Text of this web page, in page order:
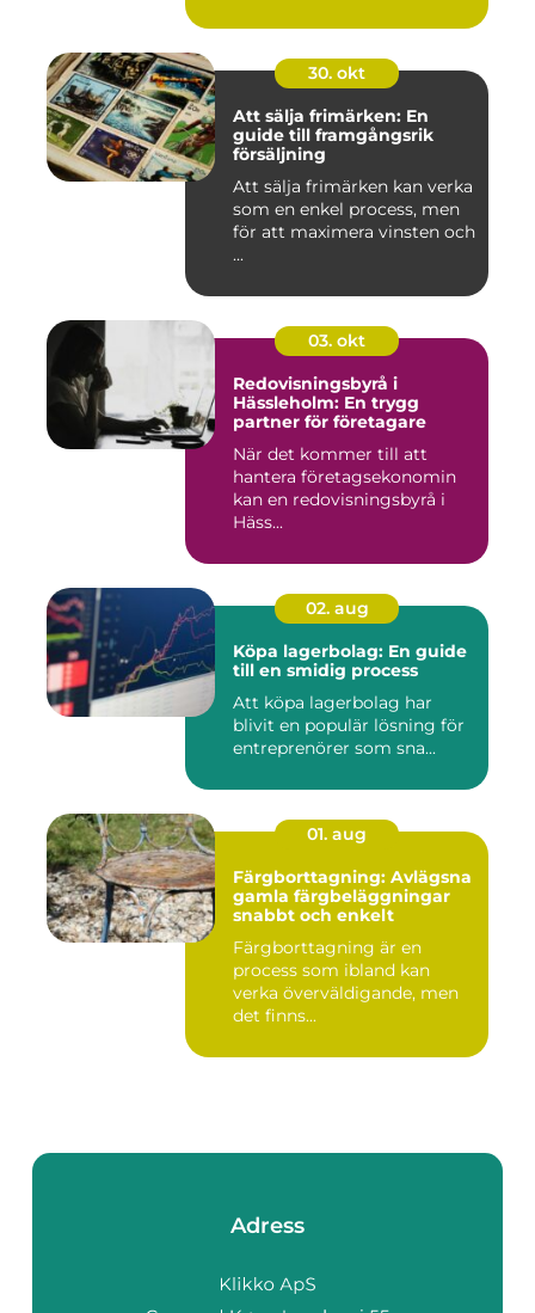
30. okt
Att sälja frimärken: En
guide till framgångsrik
försäljning
Att sälja frimärken kan verka
som en enkel process, men
för att maximera vinsten och
...
03. okt
Redovisningsbyrå i
Hässleholm: En trygg
partner för företagare
När det kommer till att
hantera företagsekonomin
kan en redovisningsbyrå i
Häss...
02. aug
Köpa lagerbolag: En guide
till en smidig process
Att köpa lagerbolag har
blivit en populär lösning för
entreprenörer som sna...
01. aug
Färgborttagning: Avlägsna
gamla färgbeläggningar
snabbt och enkelt
Färgborttagning är en
process som ibland kan
verka överväldigande, men
det finns...
Adress